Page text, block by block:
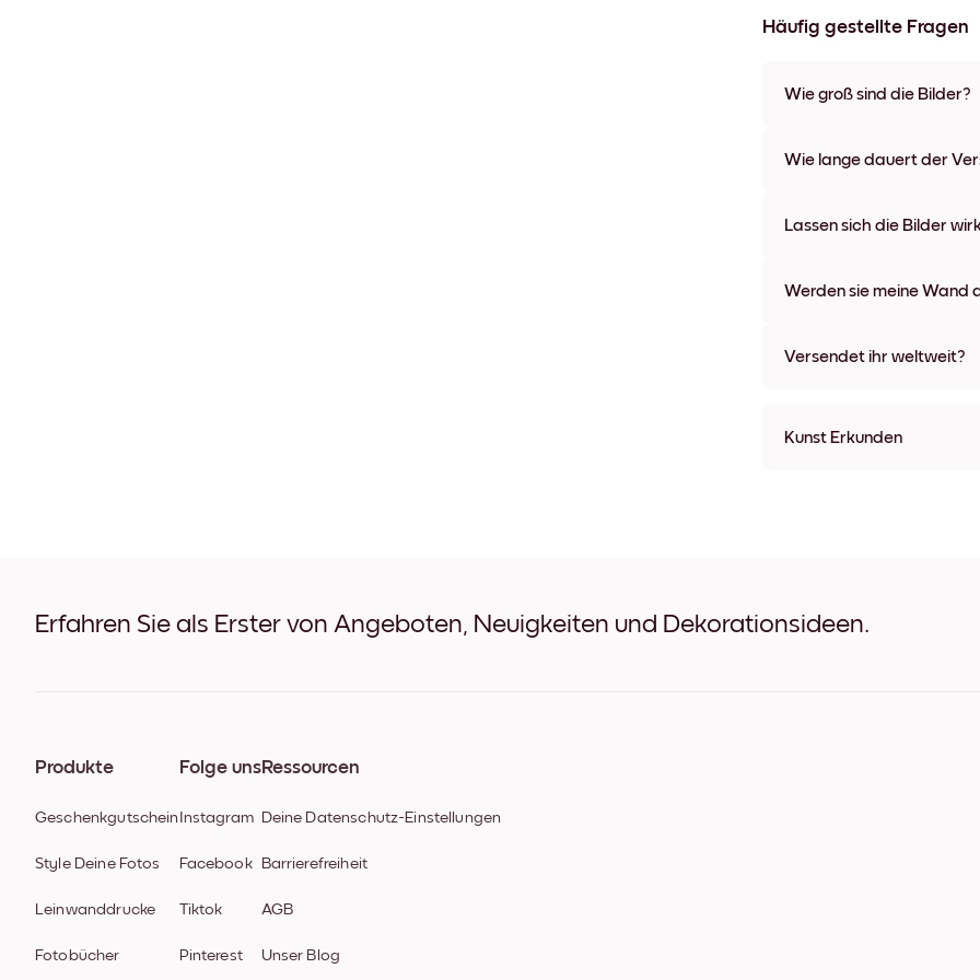
Häufig gestellte Fragen
Wie groß sind die Bilder?
verschiedenen Materialien
Wie lange dauert der
wir auch Expressversand an.
Lassen sich die Bilder
lassen, ohne die Wände
Werden sie meine Wand
Versendet ihr weltweit?
Kunst Erkunden
Wild Meadow Breit Walnuss
Wild Meadow Leinwand
Erfahren Sie als Erster von Angeboten, Neuigkeiten und Dekorationsideen.
Produkte
Geschenkgutschein
Style Deine Fotos
Leinwanddrucke
Fotobücher
Folge uns
Instagram
Facebook
Tiktok
Pinterest
Ressourcen
Deine Datenschutz-Einstellungen
Barrierefreiheit
AGB
Unser Blog